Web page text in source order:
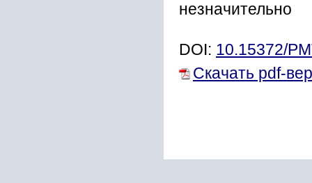
незначительно
DOI: 10.15372/
Скачать pdf-